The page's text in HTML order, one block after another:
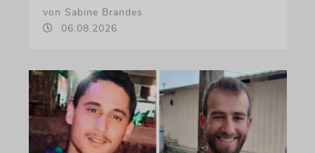
von Sabine Brandes
06.08.2026